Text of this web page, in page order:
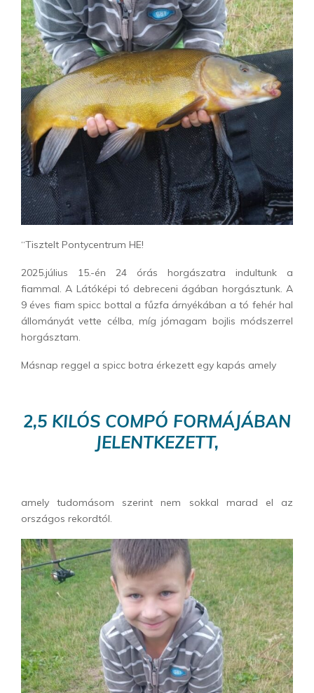
“Tisztelt Pontycentrum HE!
2025.július 15.-én 24 órás horgászatra indultunk a
fiammal. A Látóképi tó debreceni ágában horgásztunk. A
9 éves fiam spicc bottal a fűzfa árnyékában a tó fehér hal
állományát vette célba, míg jómagam bojlis módszerrel
horgásztam.
Másnap reggel a spicc botra érkezett egy kapás amely
2,5 KILÓS COMPÓ FORMÁJÁBAN
JELENTKEZETT,
amely tudomásom szerint nem sokkal marad el az
országos rekordtól.